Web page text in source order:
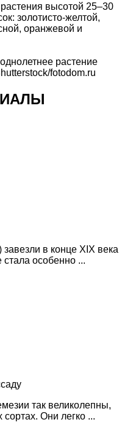
высотой 25–30
золотисто-желтой,
оранжевой и
однолетнее растение
fotodom.ru
в конце XIX века
особенно ...
так великолепны,
сортах. Они легко ...